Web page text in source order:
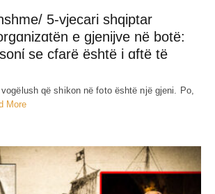
5-vjecari shqiptar
e gjenijve në botë:
se cfarë është i ɑftë të
vogëlush që shikon në foto është një gjeni. Po,
More